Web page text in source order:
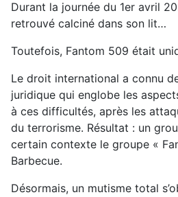
Durant la journée du 1er avril
retrouvé calciné dans son lit…
Toutefois, Fantom 509 était
Le droit international a connu
juridique qui englobe les
à ces difficultés, après les
du terrorisme. Résultat : un
certain contexte le groupe «
Barbecue.
Désormais, un mutisme total